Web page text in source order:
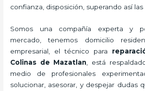
confianza, disposición, superando así las
Somos una compañía experta y
mercado, tenemos domicilio
empresarial, el técnico para
Colinas de Mazatlan , está
medio de profesionales
solucionar, asesorar, y despejar dudas